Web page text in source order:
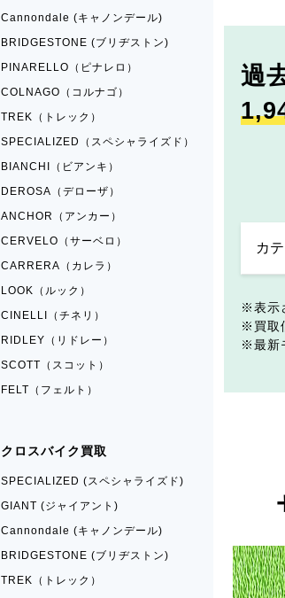
過
表示
買取
最新
Cannondale (キャノンデール)
BRIDGESTONE (ブリヂストン)
PINARELLO（ピナレロ）
COLNAGO（コルナゴ）
TREK（トレック）
SPECIALIZED（スペシャライズド）
BIANCHI（ビアンキ）
DEROSA（デローザ）
ANCHOR（アンカー）
CERVELO（サーベロ）
CARRERA（カレラ）
LOOK（ルック）
CINELLI（チネリ）
RIDLEY（リドレー）
SCOTT（スコット）
FELT（フェルト）
クロスバイク買取
SPECIALIZED (スペシャライズド)
GIANT (ジャイアント)
Cannondale (キャノンデール)
BRIDGESTONE (ブリヂストン)
TREK（トレック）